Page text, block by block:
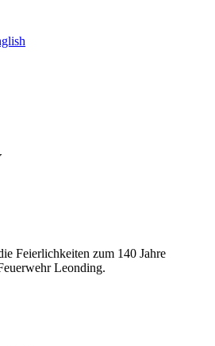
Feierlichkeiten zum 140 Jahre
Leonding.